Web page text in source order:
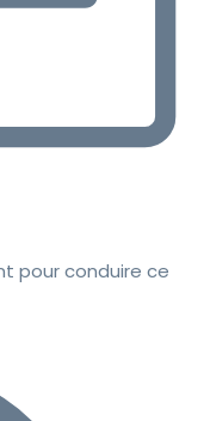
pour conduire ce